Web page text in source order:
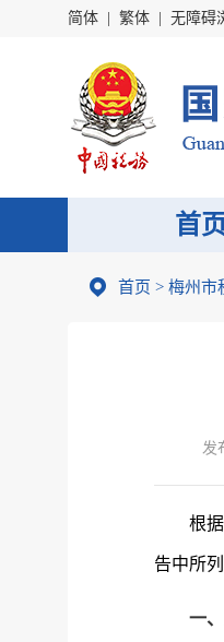
简体 繁体 无障碍
首
首页 > 梅州市
发
根据
告中所
一